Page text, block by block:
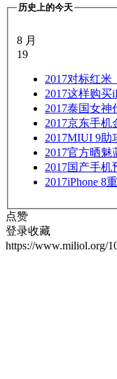
历史上的今天
8 月
19
2017对标红米
2017这样购买
2017泰国女神
2017京东手机
2017MIUI 9助
2017官方晒魅
2017国产手机
2017iPhone 8
点赞
登录收藏
https://www.miliol.org/